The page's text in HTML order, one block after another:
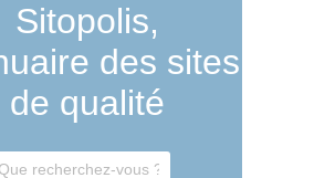
Sitopolis,
des sites
de qualité